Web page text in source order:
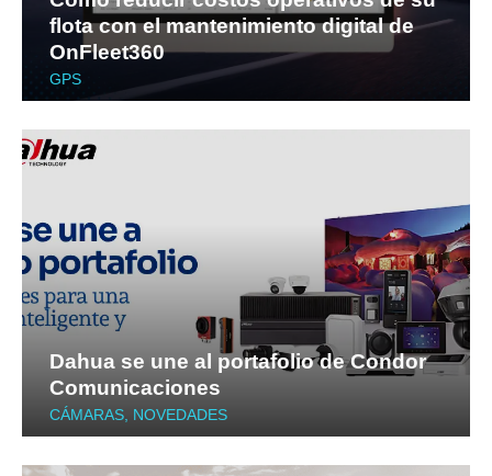
flota con el mantenimiento digital de
OnFleet360
GPS
Dahua se une al portafolio de Condor
Comunicaciones
CÁMARAS NOVEDADES